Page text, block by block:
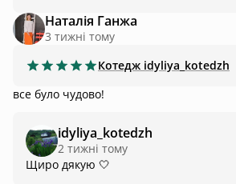
Наталія Ганжа
3 тижні тому
Котедж idyliya_kotedzh
все було чудово!
idyliya_kotedzh
2 тижні тому
Щиро дякую 🤍